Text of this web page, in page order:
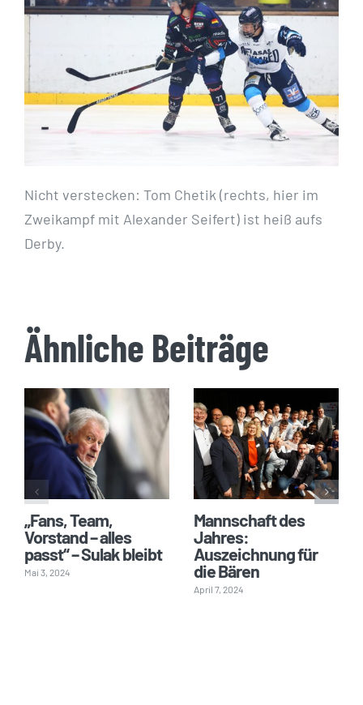
Nicht verstecken: Tom Chetik (rechts, hier im
Zweikampf mit Alexander Seifert) ist heiß aufs
Derby.
Ähnliche Beiträge
„Fans, Team,
Vorstand – alles
passt“ – Sulak bleibt
Mai 3, 2024
Mannschaft des
Jahres:
Auszeichnung für
die Bären
April 7, 2024